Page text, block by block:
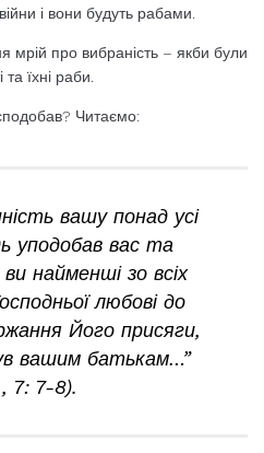
і вони будуть рабами.
мрій про вибраність – якби були
та їхні раби.
Читаємо:
вашу понад усі
уподобав вас та
найменші зо всіх
любові до
Його присяги,
вашим батькам…”
7: 7-8).